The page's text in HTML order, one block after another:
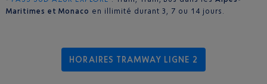
Maritimes et Monaco en illimité durant 3, 7 ou 14 jours.
HORAIRES TRAMWAY LIGNE 2